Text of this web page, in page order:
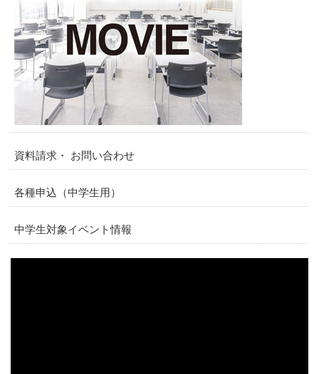
資料請求・ お問い合わせ
各種申込（中学生用）
中学生対象イベント情報